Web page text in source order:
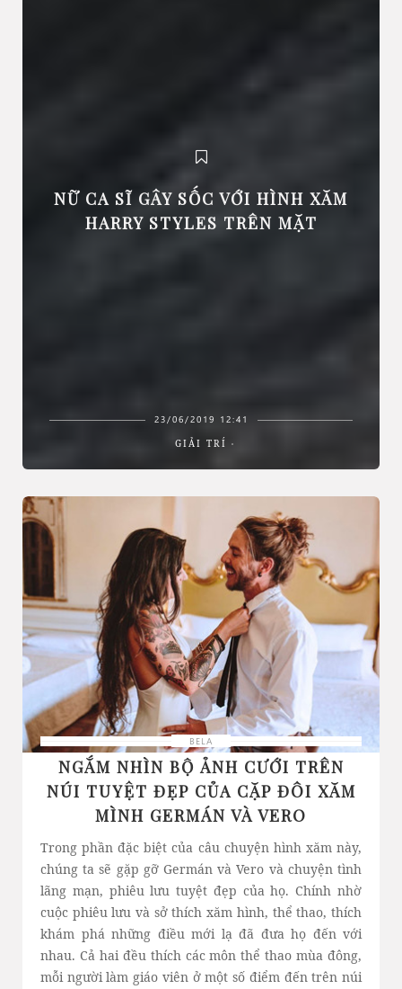
NỮ CA SĨ GÂY SỐC VỚI HÌNH XĂM
HARRY STYLES TRÊN MẶT
23/06/2019 12:41
GIẢI TRÍ
BELA
NGẮM NHÌN BỘ ẢNH CƯỚI TRÊN
NÚI TUYỆT ĐẸP CỦA CẶP ĐÔI XĂM
MÌNH GERMÁN VÀ VERO
Trong phần đặc biệt của câu chuyện hình xăm này,
chúng ta sẽ gặp gỡ Germán và Vero và chuyện tình
lãng mạn, phiêu lưu tuyệt đẹp của họ. Chính nhờ
cuộc phiêu lưu và sở thích xăm hình, thể thao, thích
khám phá những điều mới lạ đã đưa họ đến với
nhau. Cả hai đều thích các môn thể thao mùa đông,
mỗi người làm giáo viên ở một số điểm đến trên núi